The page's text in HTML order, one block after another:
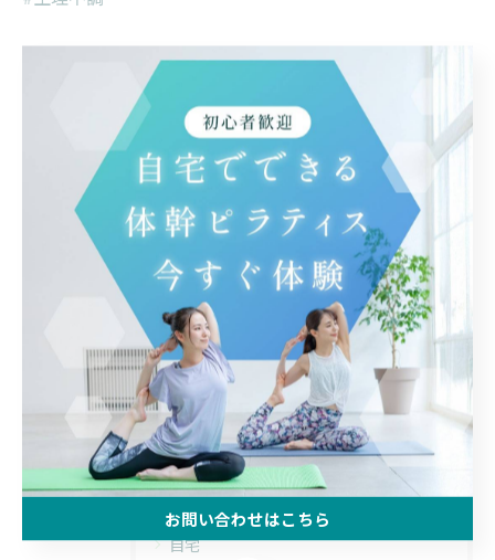
< 前のページ 一覧に戻る 次のページ >
関連タグ
#自律神経
カテゴリー Categories
全てのカテゴリー
自宅
お問い合わせはこちら